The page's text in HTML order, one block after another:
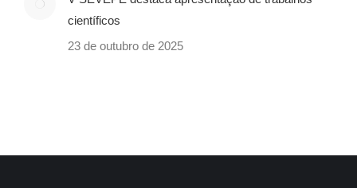
científicos
23 de outubro de 2025